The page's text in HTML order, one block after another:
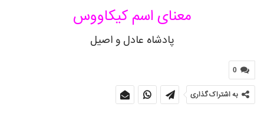
معنای اسمکیکاووس
پادشاه عادل و اصیل
0
به اشتراک گذاری